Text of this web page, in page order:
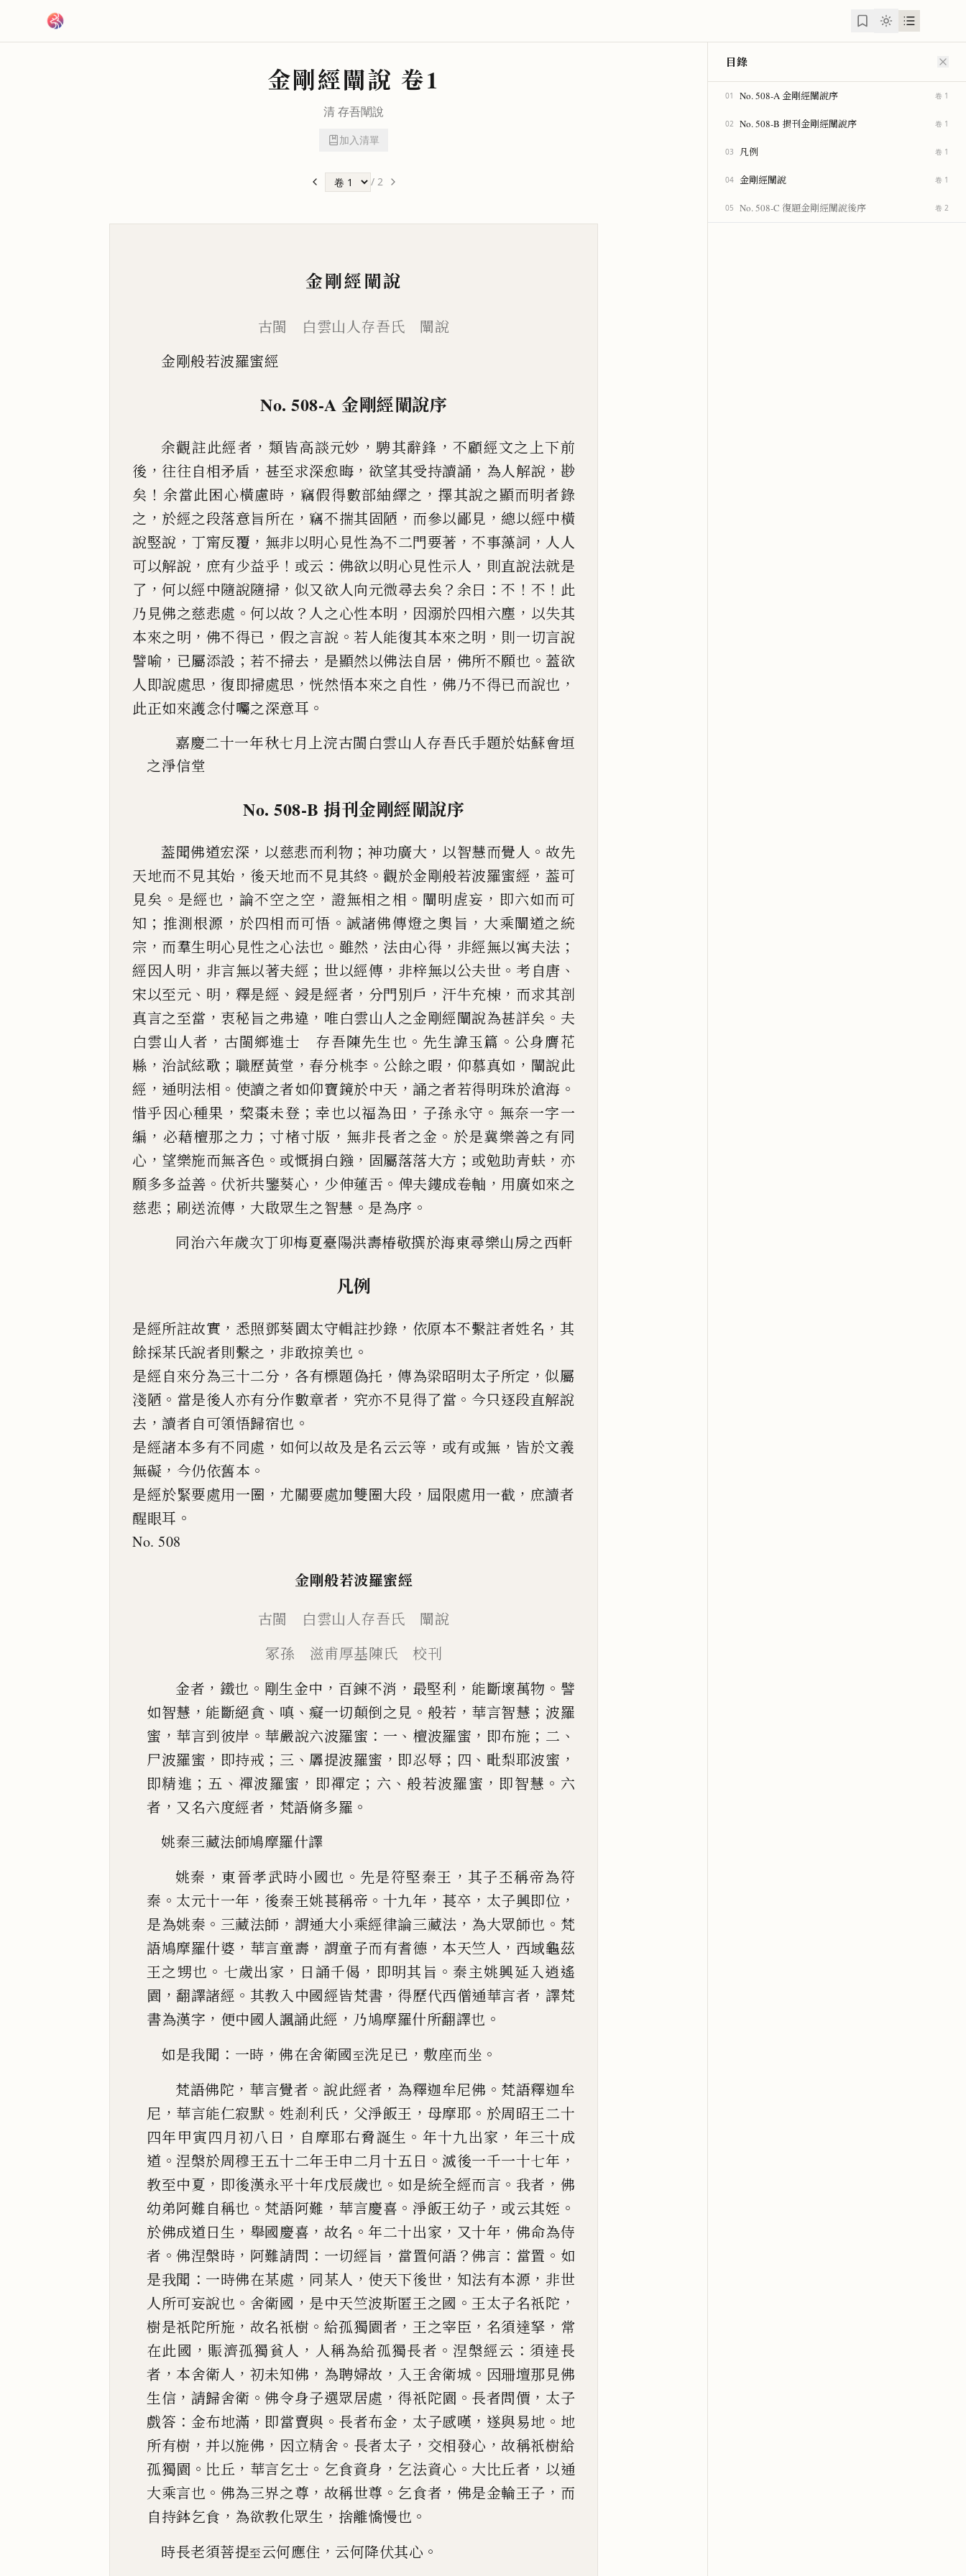
金剛經闡說 卷1
清存吾闡說
加入清單
/ 2
金剛經闡說
古閩 白雲山人存吾氏 闡說
金剛般若波羅蜜經
No. 508-A 金剛經闡說序
余觀註此經者 ， 類皆高談元妙 ，騁其辭鋒 ， 不顧經文之上下前
後 ， 往往自相矛盾 ， 甚至求深愈晦 ， 欲望其受持讀誦 ， 為人解說 ， 尠
矣 ！ 余當此困心橫慮時 ， 竊假得數部紬繹之 ， 擇其說之顯而明者錄
之 ， 於經之段落意旨所在 ， 竊不揣其固陋 ， 而參以鄙見 ， 總以經中橫
說竪說 ， 丁甯反覆 ， 無非以明心見性為不二門要著 ，不事藻詞 ， 人人
可以解說 ， 庶有少益乎 ！ 或云 ： 佛欲以明心見性示人 ， 則直說法就是
了 ，何以經中隨說隨掃 ， 似又欲人向元微尋去矣 ？ 余曰 ：不 ！ 不 ！ 此
乃見佛之慈悲處 。何以故 ？ 人之心性本明 ， 因溺於四相六塵 ， 以失其
本來之明 ， 佛不得已 ， 假之言說 。若人能復其本來之明 ， 則一切言說
譬喻 ， 已屬添設 ；若不掃去 ， 是顯然以佛法自居 ， 佛所不願也 。 蓋欲
人即說處思 ，復即掃處思 ， 恍然悟本來之自性 ，佛乃不得已而說也 ，
此正如來護念付囑之深意耳 。
嘉慶二十一年秋七月上浣古閩白雲山人存吾氏手題於姑蘇會垣
之淨信堂
No. 508-B 捐刊金剛經闡說序
葢聞佛道宏深 ， 以慈悲而利物 ； 神功廣大 ， 以智慧而覺人 。 故先
天地而不見其始 ， 後天地而不見其終 。觀於金剛般若波羅蜜經 ，葢可
見矣 。 是經也 ， 論不空之空 ， 證無相之相 。 闡明虗妄 ， 即六如而可
知 ； 推測根源 ， 於四相而可悟 。 誠諸佛傳燈之奧旨 ， 大乘闡道之統
宗 ， 而羣生明心見性之心法也 。 雖然 ， 法由心得 ， 非經無以寓夫法 ；
經因人明 ， 非言無以著夫經 ； 世以經傳 ， 非梓無以公夫世 。 考自唐 、
宋以至元 、 明 ， 釋是經 、 鋟是經者 ， 分門別戶 ， 汗牛充棟 ， 而求其剖
真言之至當 ， 衷秘旨之弗違 ， 唯白雲山人之金剛經闡說為甚詳矣 。 夫
白雲山人者 ， 古閩鄉進士 存吾陳先生也 。 先生諱玉篇 。 公身膺花
縣 ， 治試絃歌 ； 職歷黃堂 ， 春分桃李 。公餘之暇 ， 仰慕真如 ， 闡說此
經 ， 通明法相 。 使讀之者如仰寶鏡於中天 ，誦之者若得明珠於滄海 。
惜乎因心種果 ， 棃棗未登 ； 幸也以福為田 ， 子孫永守 。 無奈一字一
編 ， 必藉檀那之力 ； 寸楮寸版 ， 無非長者之金 。 於是冀樂善之有同
心 ， 望樂施而無吝色 。 或慨捐白鏹 ， 固屬落落大方 ； 或勉助青蚨 ， 亦
願多多益善 。 伏祈共鑒葵心 ， 少伸蓮舌 。 俾夫鏤成卷軸 ， 用廣如來之
慈悲 ； 刷送流傳 ， 大啟眾生之智慧 。 是為序 。
同治六年歲次丁卯梅夏臺陽洪壽椿敬撰於海東尋樂山房之西軒
凡例
是經所註故實 ， 悉照鄧葵園太守輯註抄錄 ， 依原本不繫註者姓名 ， 其
餘採某氏說者則繫之 ， 非敢掠美也 。
是經自來分為三十二分 ， 各有標題偽托 ， 傳為梁昭明太子所定 ， 似屬
淺陋 。 當是後人亦有分作數章者 ， 究亦不見得了當 。 今只逐段直解說
去 ， 讀者自可領悟歸宿也 。
是經諸本多有不同處 ， 如何以故及是名云云等 ， 或有或無 ， 皆於文義
無礙 ， 今仍依舊本 。
是經於緊要處用一圈 ， 尤關要處加雙圈大段 ， 屆限處用一截 ， 庶讀者
醒眼耳 。
No. 508
金剛般若波羅蜜經
古閩 白雲山人存吾氏 闡說
冢孫 滋甫厚基陳氏 校刊
金者 ， 鐵也 。 剛生金中 ， 百鍊不消 ， 最堅利 ， 能斷壞萬物 。 譬
如智慧 ， 能斷絕貪 、 嗔 、癡一切顛倒之見 。 般若 ， 華言智慧 ； 波羅
蜜 ， 華言到彼岸 。 華嚴說六波羅蜜 ： 一 、 檀波羅蜜 ， 即布施 ； 二 、
尸波羅蜜 ， 即持戒 ； 三 、 羼提波羅蜜 ， 即忍辱 ； 四 、 毗梨耶波蜜 ，
即精進 ； 五 、 禪波羅蜜 ， 即禪定 ； 六 、 般若波羅蜜 ， 即智慧 。 六
者 ， 又名六度經者 ， 梵語脩多羅 。
姚秦三藏法師鳩摩羅什譯
姚秦 ， 東晉孝武時小國也 。 先是符堅秦王 ，其子丕稱帝為符
秦 。 太元十一年 ， 後秦王姚萇稱帝 。 十九年 ， 萇卒 ， 太子興即位 ，
是為姚秦 。 三藏法師 ， 謂通大小乘經律論三藏法 ， 為大眾師也 。 梵
語鳩摩羅什婆 ， 華言童壽 ， 謂童子而有耆德 ，本天竺人 ， 西域龜茲
王之甥也 。 七歲出家 ， 日誦千偈 ， 即明其旨 。秦主姚興延入逍遙
園 ，翻譯諸經 。 其教入中國經皆梵書 ， 得歷代西僧通華言者 ， 譯梵
書為漢字 ， 便中國人諷誦此經 ， 乃鳩摩羅什所翻譯也 。
如是我聞 ： 一時 ， 佛在舍衛國至洗足已 ， 敷座而坐 。
梵語佛陀 ， 華言覺者 。 說此經者 ， 為釋迦牟尼佛 。 梵語釋迦牟
尼 ， 華言能仁寂默 。 姓剎利氏 ， 父淨飯王 ， 母摩耶 。 於周昭王二十
四年甲寅四月初八日 ， 自摩耶右脅誕生 。 年十九出家 ， 年三十成
道 。涅槃於周穆王五十二年壬申二月十五日 。滅後一千一十七年 ，
教至中夏 ， 即後漢永平十年戊辰歲也 。 如是統全經而言 。 我者 ， 佛
幼弟阿難自稱也 。 梵語阿難 ， 華言慶喜 。淨飯王幼子 ， 或云其姪 。
於佛成道日生 ， 舉國慶喜 ， 故名 。 年二十出家 ， 又十年 ， 佛命為侍
者 。佛涅槃時 ， 阿難請問 ： 一切經旨 ， 當置何語 ？佛言 ： 當置 。 如
是我聞 ： 一時佛在某處 ， 同某人 ， 使天下後世 ， 知法有本源 ， 非世
人所可妄說也 。 舍衛國 ， 是中天竺波斯匿王之國 。 王太子名祇陀 ，
樹是祇陀所施 ， 故名祇樹 。 給孤獨園者 ， 王之宰臣 ， 名須達拏 ， 常
在此國 ， 賑濟孤獨貧人 ， 人稱為給孤獨長者 。涅槃經云 ： 須達長
者 ，本舍衛人 ， 初未知佛 ， 為聘婦故 ， 入王舍衛城 。 因珊壇那見佛
生信 ， 請歸舍衛 。佛令身子選眾居處 ， 得祇陀園 。 長者問價 ， 太子
戲答 ： 金布地滿 ， 即當賣與 。 長者布金 ， 太子感嘆 ， 遂與易地 。 地
所有樹 ， 并以施佛 ， 因立精舍 。 長者太子 ， 交相發心 ，故稱祇樹給
孤獨園 。 比丘 ， 華言乞士 。 乞食資身 ， 乞法資心 。 大比丘者 ， 以通
大乘言也 。 佛為三界之尊 ， 故稱世尊 。 乞食者 ， 佛是金輪王子 ， 而
自持鉢乞食 ， 為欲教化眾生 ， 捨離憍慢也 。
時長老須菩提至云何應住 ， 云何降伏其心 。
目錄
01 No. 508-A 金剛經闡說序 卷 1
02 No. 508-B 捐刊金剛經闡說序 卷 1
03 凡例 卷 1
04 金剛經闡說 卷 1
05 No. 508-C 復題金剛經闡說後序 卷 2